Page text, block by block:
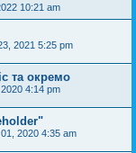
10:21 am
2021 5:25 pm
та окремо
4:14 pm
2020 4:35 am